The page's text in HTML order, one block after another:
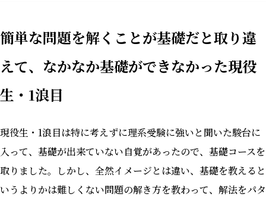
簡単な問題を解くことが基礎だと取り違
えて、なかなか基礎ができなかった現役
生・1浪目
現役生・1浪目は特に考えずに理系受験に強いと聞いた駿台に
入って、基礎が出来ていない自覚があったので、基礎コースを
取りました。しかし、全然イメージとは違い、基礎を教えると
いうよりかは難しくない問題の解き方を教わって、解法をパタ